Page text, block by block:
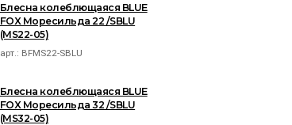
Блесна колеблющаяся BLUE
FOX Моресильда 22 /SBLU
(MS22-05)
арт.: BFMS22-SBLU
Блесна колеблющаяся BLUE
FOX Моресильда 32 /SBLU
(MS32-05)